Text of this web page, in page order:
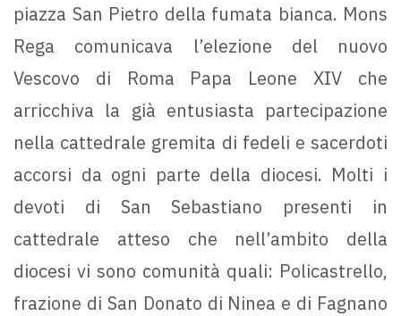
piazza San Pietro della fumata bianca. Mons
Rega comunicava l’elezione del nuovo
Vescovo di Roma Papa Leone XIV che
arricchiva la già entusiasta partecipazione
nella cattedrale gremita di fedeli e sacerdoti
accorsi da ogni parte della diocesi. Molti i
devoti di San Sebastiano presenti in
cattedrale atteso che nell’ambito della
diocesi vi sono comunità quali: Policastrello,
frazione di San Donato di Ninea e di Fagnano